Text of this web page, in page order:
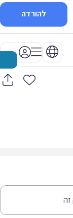
להורדה
זה